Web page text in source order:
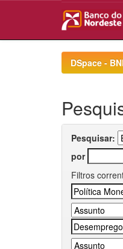
DSpace -
Pesquisar:
por
Filtros